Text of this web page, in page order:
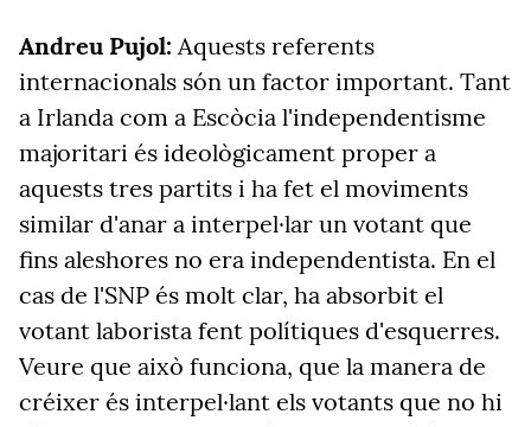
Andreu Pujol: Aquests referents
internacionals són un factor important. Tant
a Irlanda com a Escòcia l'independentisme
majoritari és ideològicament proper a
aquests tres partits i ha fet el moviments
similar d'anar a interpel·lar un votant que
fins aleshores no era independentista. En el
cas de l'SNP és molt clar, ha absorbit el
votant laborista fent polítiques d'esquerres.
Veure que això funciona, que la manera de
créixer és interpel·lant els votants que no hi